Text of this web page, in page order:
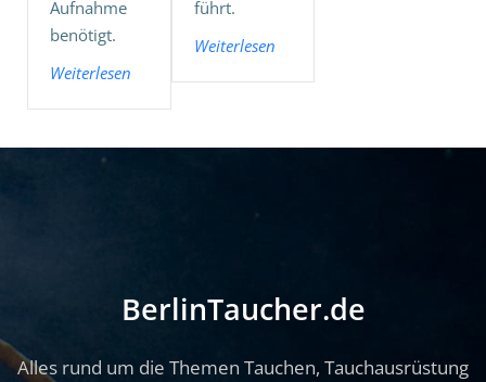
Aufnahme
benötigt.
Weiterlesen
führt.
Weiterlesen
BerlinTaucher.de
Alles rund um die Themen Tauchen, Tauchausrüstung